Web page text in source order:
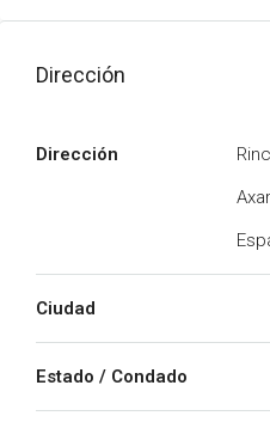
Dirección
Dirección
Ciudad
Estado / Condado